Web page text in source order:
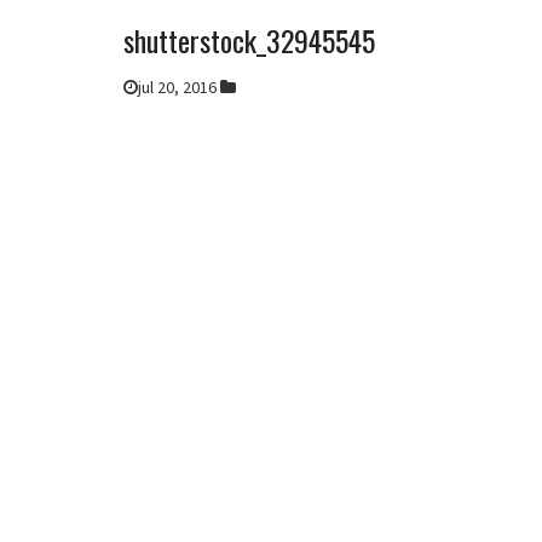
shutterstock_32945545
jul 20, 2016